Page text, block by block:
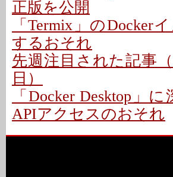
正版を公開
「Termix」のDocker
するおそれ
先週注目された記事
日）
「Docker Desktop」
APIアクセスのおそれ